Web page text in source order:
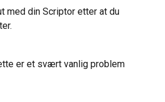
med din Scriptor etter at du
er et svært vanlig problem